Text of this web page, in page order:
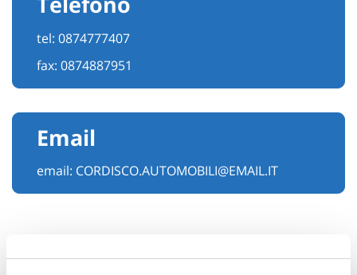
tel: 0874777407
fax: 0874887951
Email
email: CORDISCO.AUTOMOBILI@EMAIL.IT